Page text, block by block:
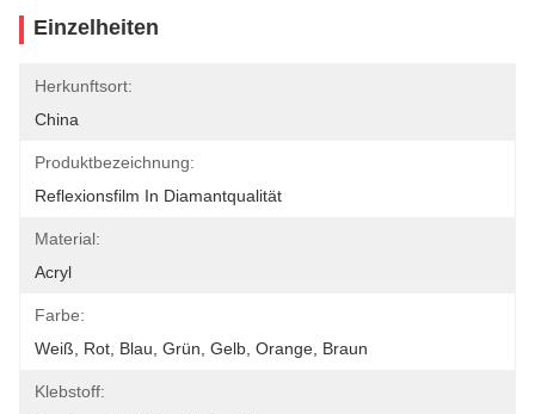
Einzelheiten
Herkunftsort:
China
Produktbezeichnung:
Reflexionsfilm In Diamantqualität
Material:
Acryl
Farbe:
Weiß, Rot, Blau, Grün, Gelb, Orange, Braun
Klebstoff: